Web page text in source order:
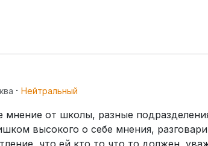
· Нейтральный
мнение от школы, разные
высокого о себе мнения,
что ей кто то что то должен,